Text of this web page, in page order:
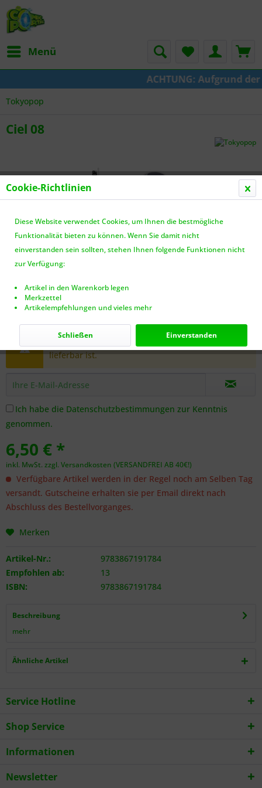
Menü
ACHTUNG: Aufgrund
Tokyopop
Ciel 08
Dieser Artikel steht derzeit nicht zur Verfügung!
Benachrichtigen Sie mich, sobald der Artikel
lieferbar ist.
Ich habe die Datenschutzbestimmungen zur Kenntnis
genommen.
6,50 € *
inkl. MwSt. zzgl. Versandkosten (VERSANDFREI AB 40€!)
Verfügbare Artikel werden in der Regel noch am Selben Tag
versandt. Gutscheine erhalten sie per Email direkt nach
Abschluss des Bestellvorganges.
Merken
Artikel-Nr.:
9783867191784
Empfohlen ab:
13
ISBN:
9783867191784
Beschreibung
mehr
Ähnliche Artikel
Service Hotline
Shop Service
Informationen
Newsletter
Cookie-Richtlinien
Diese Website verwendet Cookies, um Ihnen die bestmögliche
Funktionalität bieten zu können. Wenn Sie damit nicht
einverstanden sein sollten, stehen Ihnen folgende Funktionen nicht
zur Verfügung:
Artikel in den Warenkorb legen
Merkzettel
Artikelempfehlungen und vieles mehr
Einverstanden
Schließen